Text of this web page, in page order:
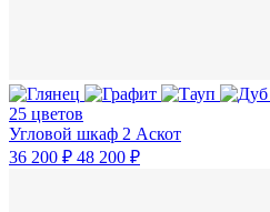
25 цветов
Угловой шкаф 2 Аскот
36 200 ₽ 48 200 ₽